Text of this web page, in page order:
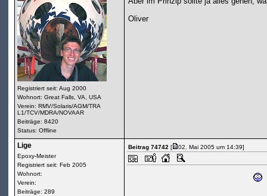
Registriert seit: Aug 2000
Wohnort: Great Falls, VA, USA
Verein: RMV/Solaris/AGM/TRA
L1/TCV/MDRA/NOVAAR
Beiträge: 8420
Status: Offline
Oliver
Lige
Epoxy-Meister
Registriert seit: Feb 2005
Wohnort:
Verein:
Beiträge: 289
Beitrag 74742[ 02. Mai 2005 um 14:39]